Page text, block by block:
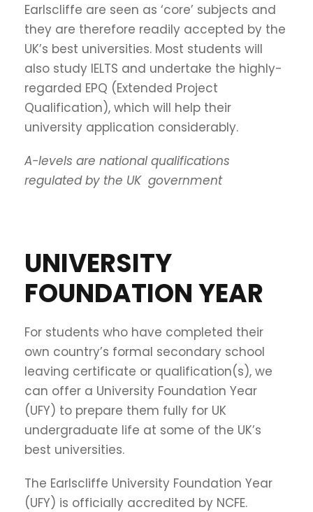
Earlscliffe are seen as ‘core’ subjects and
they are therefore readily accepted by the
UK’s best universities. Most students will
also study IELTS and undertake the highly-
regarded EPQ (Extended Project
Qualification), which will help their
university application considerably.
A-levels are national qualifications
regulated by the UK government
UNIVERSITY
FOUNDATION YEAR
For students who have completed their
own country’s formal secondary school
leaving certificate or qualification(s), we
can offer a University Foundation Year
(UFY) to prepare them fully for UK
undergraduate life at some of the UK’s
best universities.
The Earlscliffe University Foundation Year
(UFY) is officially accredited by NCFE.